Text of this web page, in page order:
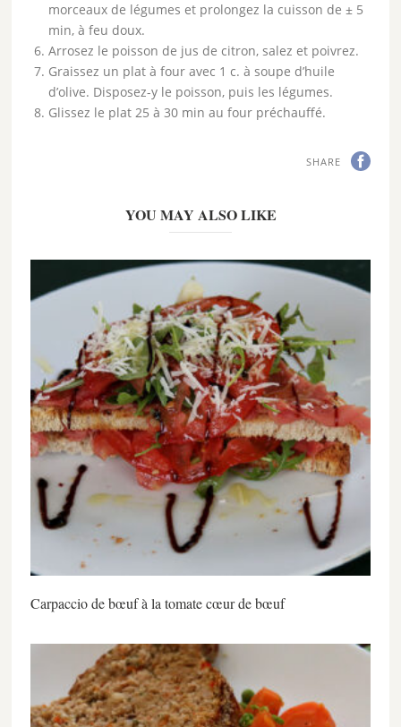
morceaux de légumes et prolongez la cuisson de ± 5
min, à feu doux.
Arrosez le poisson de jus de citron, salez et poivrez.
Graissez un plat à four avec 1 c. à soupe d’huile
d’olive. Disposez-y le poisson, puis les légumes.
Glissez le plat 25 à 30 min au four préchauffé.
SHARE
YOU MAY ALSO LIKE
Carpaccio de bœuf à la tomate cœur de bœuf